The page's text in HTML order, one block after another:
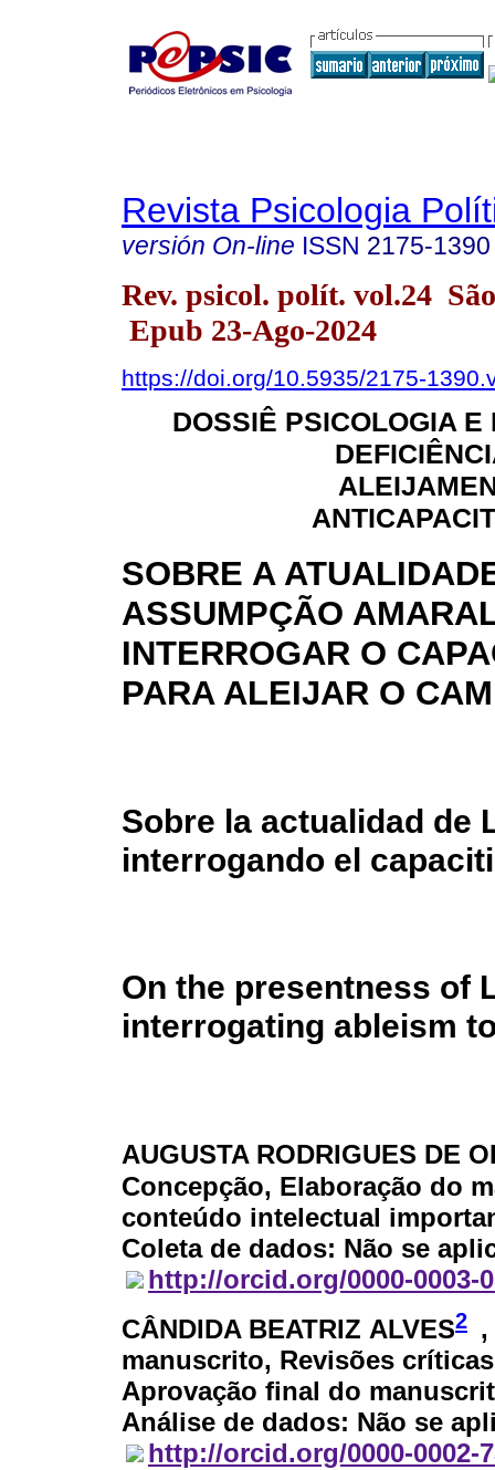
Revista Psicologia
versión On-line ISSN 2175-1390
Rev. psicol. polít. vol.24
Epub 23-Ago-2024
https://doi.org/10.5935/2175-
DOSSIÊ PSICOLOGIA
SOBRE A
ASSUMPÇÃO
INTERROGAR O
PARA ALEIJAR O
Sobre la actualidad de
interrogando el
On the presentness of
interrogating ableism
AUGUSTA RODRIGUES DE
Concepção, Elaboração do
conteúdo intelectual
Coleta de dados: Não se
http://orcid.org/0000-0003-
CÂNDIDA BEATRIZ ALVES2 ,
manuscrito, Revisões
Aprovação final do
Análise de dados: Não se
http://orcid.org/0000-0002-